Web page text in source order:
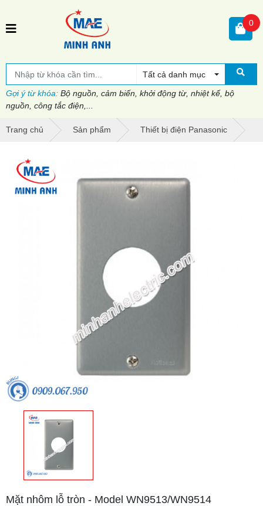
Tất cả danh mục
Gợi ý từ khóa: Bộ nguồn, cảm biến, khởi động từ, nhiệt kế, bộ
nguồn, công tắc điện,...
0
Trang chủ Sản phẩm Thiết bị điện Panasonic
Mặt nhôm lỗ tròn - Model WN9513/WN9514